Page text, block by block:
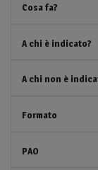
Cosa fa?
A chi è indicato?
A chi non è
Formato
PAO